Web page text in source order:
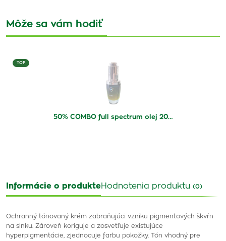
Môže sa vám hodiť
TOP
50% COMBO full spectrum olej 20…
Informácie o produkteHodnotenia produktu (0)
Ochranný tónovaný krém zabraňujúci vzniku pigmentových škvŕn
na slnku. Zároveň koriguje a zosvetľuje existujúce
hyperpigmentácie, zjednocuje farbu pokožky. Tón vhodný pre